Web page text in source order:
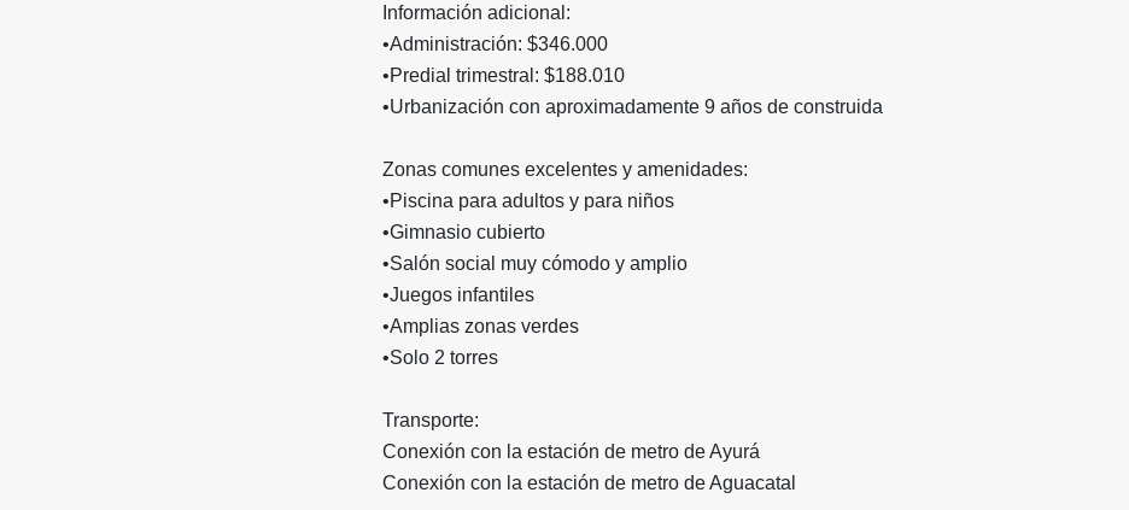
Información adicional:
•Administración: $346.000
•Predial trimestral: $188.010
•Urbanización con aproximadamente 9 años de construida
Zonas comunes excelentes y amenidades:
•Piscina para adultos y para niños
•Gimnasio cubierto
•Salón social muy cómodo y amplio
•Juegos infantiles
•Amplias zonas verdes
•Solo 2 torres
Transporte:
Conexión con la estación de metro de Ayurá
Conexión con la estación de metro de Aguacatal